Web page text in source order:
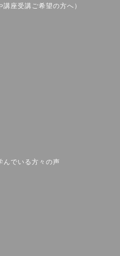
座受講ご希望の方へ）
んでいる方々の声